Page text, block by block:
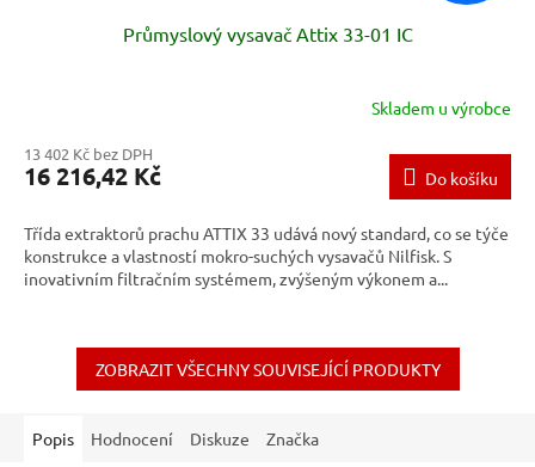
Průmyslový vysavač Attix 33-01 IC
Skladem u výrobce
13 402 Kč bez DPH
16 216,42 Kč Do košíku
Třída extraktorů prachu ATTIX 33 udává nový standard, co se týče
konstrukce a vlastností mokro-suchých vysavačů Nilfisk. S
inovativním filtračním systémem, zvýšeným výkonem a...
ZOBRAZIT VŠECHNY SOUVISEJÍCÍ PRODUKTY
Popis Hodnocení Diskuze Značka